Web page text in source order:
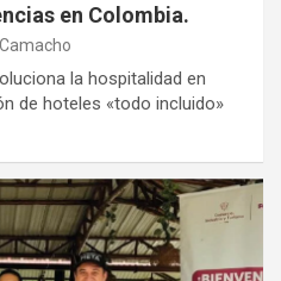
en Colombia.
la hospitalidad en
de hoteles «todo incluido»